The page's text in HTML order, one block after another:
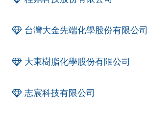
台灣大金先端化學股份有限公司
大東樹脂化學股份有限公司
志宸科技有限公司